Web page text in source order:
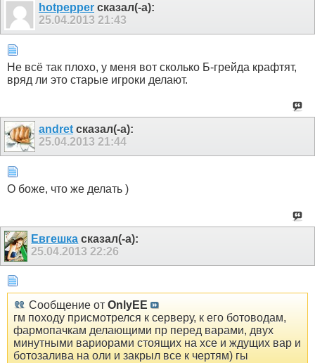
hotpepper сказал(-а):
25.04.2013 21:43
Не всё так плохо, у меня вот сколько Б-грейда крафтят,
вряд ли это старые игроки делают.
andret сказал(-а):
25.04.2013 21:44
О боже, что же делать )
Евгешка сказал(-а):
25.04.201322:26
Сообщение от OnlyEE
гм походу присмотрелся к серверу, к его ботоводам,
фармопачкам делающими пр перед варами, двух
минутными вариорами стоящих на хсе и ждущих вар и
ботозалива на оли и закрыл все к чертям) гы